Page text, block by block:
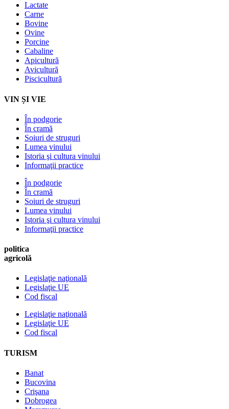
Lactate
Carne
Bovine
Ovine
Porcine
Cabaline
Apicultură
Avicultură
Piscicultură
VIN ȘI VIE
În podgorie
În cramă
Soiuri de struguri
Lumea vinului
Istoria şi cultura vinului
Informaţii practice
În podgorie
În cramă
Soiuri de struguri
Lumea vinului
Istoria şi cultura vinului
Informaţii practice
politica
agricolă
Legislaţie naţională
Legislaţie UE
Cod fiscal
Legislaţie naţională
Legislaţie UE
Cod fiscal
TURISM
Banat
Bucovina
Crişana
Dobrogea